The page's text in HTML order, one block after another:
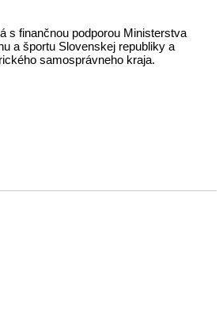
s finančnou podporou Ministerstva
a športu Slovenskej republiky a
samosprávneho kraja.